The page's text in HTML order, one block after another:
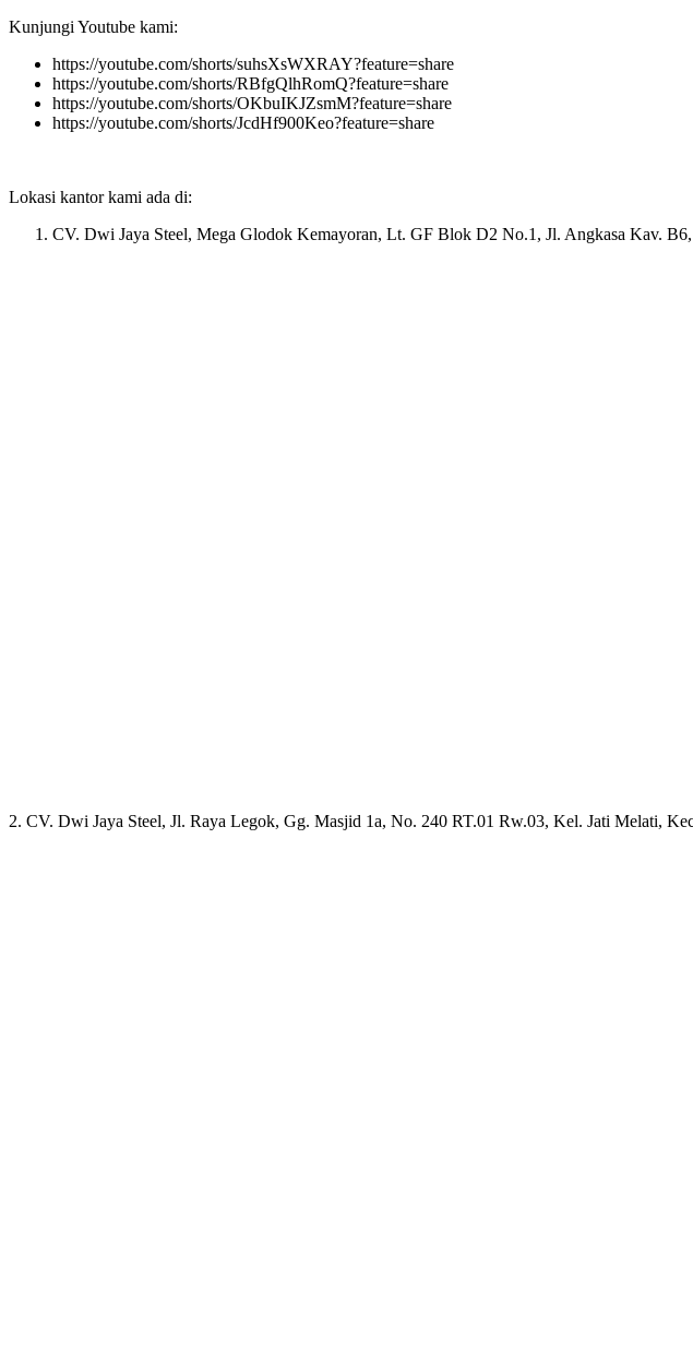
Kunjungi Youtube kami:
https://youtube.com/shorts/suhsXsWXRAY?feature=share
https://youtube.com/shorts/RBfgQlhRomQ?feature=share
https://youtube.com/shorts/OKbuIKJZsmM?feature=share
https://youtube.com/shorts/JcdHf900Keo?feature=share
Lokasi kantor kami ada di:
CV. Dwi Jaya Steel, Mega Glodok Kemayoran, Lt. GF Blok D2 No.1, Jl. Angkasa Kav.
2. CV. Dwi Jaya Steel, Jl. Raya Legok, Gg. Masjid 1a, No. 240 RT.01 Rw.03, Kel. Jati Melati,